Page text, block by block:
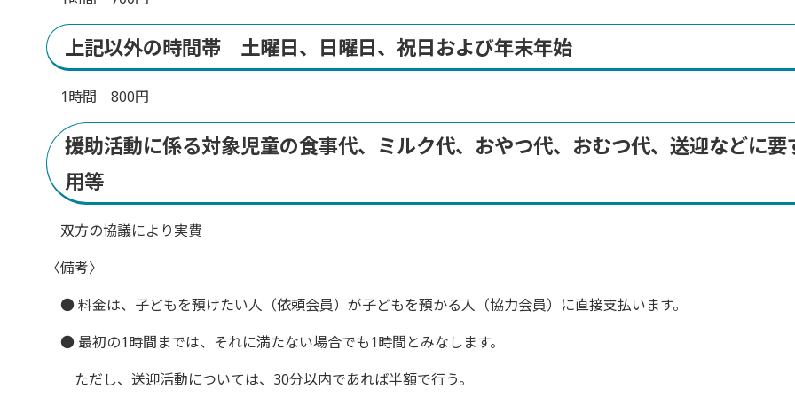
上記以外の時間帯 土曜日、日曜日、祝日および年末年始
1時間 800円
援助活動に係る対象児童の食事代、ミルク代、おやつ代、おむつ代、送迎などに要
用等
双方の協議により実費
〈備考〉
● 料金は、子どもを預けたい人（依頼会員）が子どもを預かる人（協力会員）に直接支払います。
● 最初の1時間までは、それに満たない場合でも1時間とみなします。
ただし、送迎活動については、30分以内であれば半額で行う。